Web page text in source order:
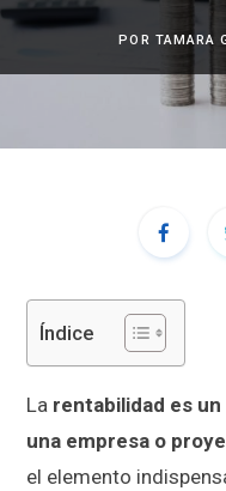
POR TAMARA
Índice
La rentabilidad es
una empresa o
el elemento